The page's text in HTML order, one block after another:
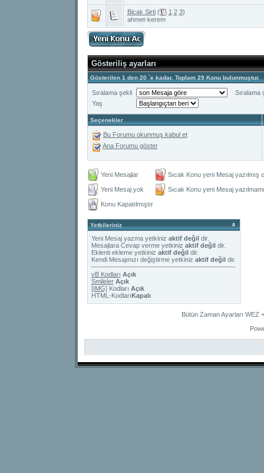
Bicak Sirti ( 1 2 3)
ahmet-kerem
Gösteriliş ayarları
Gösterilen 1 den 20 ´e kadar. Toplam 29 Konu bulunmuştur.
Sıralama şekli
Sıralama
Yaş
Seçenekler
Bu Forumu okunmuş kabul et
Ana Forumu göster
Yeni Mesajlar Sıcak Konu yeni Mesaj yazılmış
Yeni Mesaj yok Sıcak Konu yeni Mesaj
Konu Kapatılmıştır
Yetkileriniz
Yeni Mesaj yazma yetkiniz aktif değildir.
Mesajlara Cevap verme yetkiniz aktif değildir.
Eklenti ekleme yetkiniz aktif değildir.
Kendi Mesajınızı değiştirme yetkiniz aktif değildir.
vB Kodları Açık
Smileler Açık
[IMG]Kodları Açık
HTML-KodlarıKapalı
Bütün Zaman Ayarları WEZ